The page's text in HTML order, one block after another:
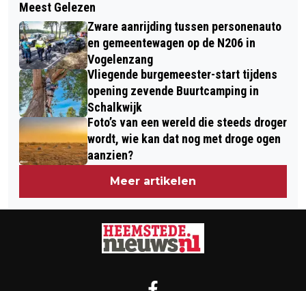
BEVERWIJK, HAARLEM, HOOFDDORP,
IJMUIDEN EN AMSTELVEEN
DERDE LIEF & LEEDSTRAAT IN
VOGELENZANG
Meest Gelezen
Zware aanrijding tussen personenauto
en gemeentewagen op de N206 in
Vogelenzang
Vliegende burgemeester-start tijdens
opening zevende Buurtcamping in
Schalkwijk
Foto’s van een wereld die steeds droger
wordt, wie kan dat nog met droge ogen
aanzien?
Meer artikelen